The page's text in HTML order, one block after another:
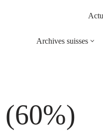
Archives suisses